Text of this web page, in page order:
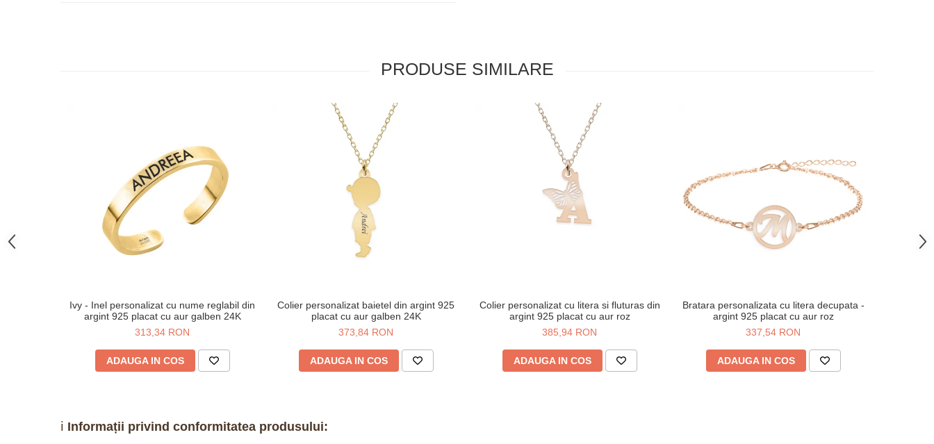
PRODUSE SIMILARE
Ivy - Inel personalizat cu nume reglabil din
argint 925 placat cu aur galben 24K
313,34 RON
ADAUGA IN COS
Colier personalizat baietel din argint 925
placat cu aur galben 24K
373,84 RON
ADAUGA IN COS
Colier personalizat cu litera si fluturas din
argint 925 placat cu aur roz
385,94 RON
ADAUGA IN COS
Bratara personalizata cu litera decupata -
argint 925 placat cu aur roz
337,54 RON
ADAUGA IN COS
ℹ️ Informații privind conformitatea produsului: